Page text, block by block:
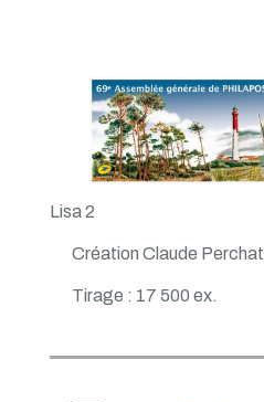
Lisa 2
Création Claude Perchat
Tirage : 17 500 ex.